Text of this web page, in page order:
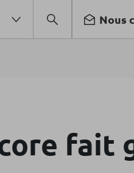
Nous
fait